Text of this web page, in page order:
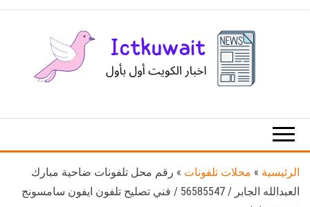
الكويت
الرئيسية » محلات تلفونات » رقم محل تلفونات ضاحية مبارك
العبدالله الجابر / 56585547 / فني تصليح تلفون ايفون سامسونج